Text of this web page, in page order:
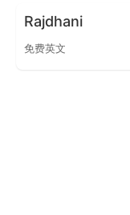
Rajdhani
免费英文